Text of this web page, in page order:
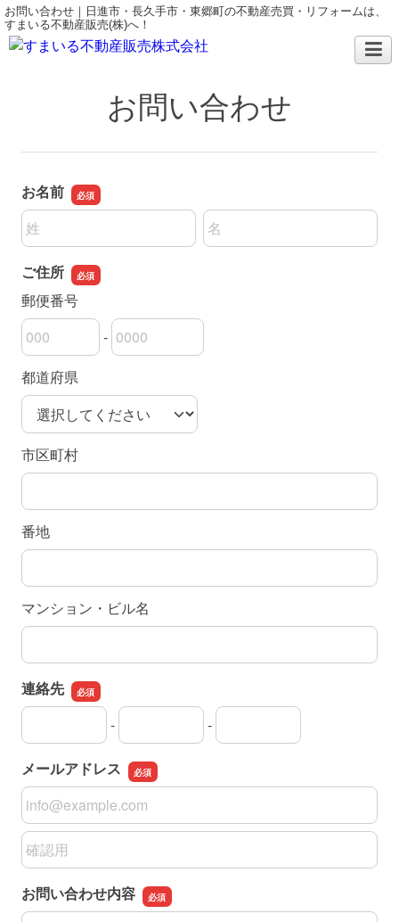
お問い合わせ｜日進市・長久手市・東郷町の不動産売買・リフォームは、
すまいる不動産販売(株)へ！